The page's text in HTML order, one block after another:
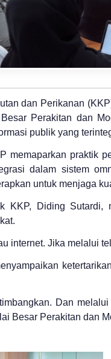
dan Perikanan
Perakitan dan
publik yang
memaparkan praktik
dalam sistem
untuk menjaga
KKP, Diding
internet. Jika melalui
Dan
Besar Perakitan dan